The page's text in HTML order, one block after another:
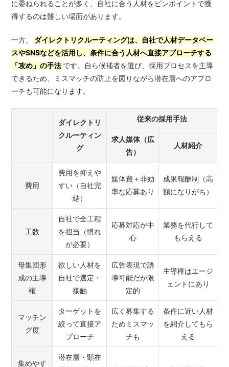
に委ねられることが多く、自社に合う人材をピンポイントで獲
得するのは難しい場面があります。
一方、
ダイレクトリクルーティングは、自社で人材データベー
スやSNSなどを活用し、条件に合う人材へ直接アプローチする
「攻め」の手法 です。自ら候補者を選び、採用プロセスを主導
できるため、ミスマッチの防止を図りながら潜在層へのアプロ
ーチも可能になります。
ダイレクトリ
クルーティン
グ
従来の採用手法
求人媒体（広
告）
人材紹介
費用
費用を抑えや
すい（自社完
結）
媒体費＋非効
率な応募あり
成果報酬制（高
額になりがち）
工数
自社で全工程
を担当（慣れ
が必要）
応募対応が中
心
業務を代行して
もらえる
母集団形
成の主導
権
欲しい人材を
自社で選定・
接触
広告表現で誘
導可能だが限
定的
主導権はエージ
ェントにあり
マッチン
グ度
ターゲットを
絞って直接ア
プローチ
広く募集する
ためミスマッ
チも
条件に近い人材
を紹介してもら
える
集めやす
潜在層・顕在